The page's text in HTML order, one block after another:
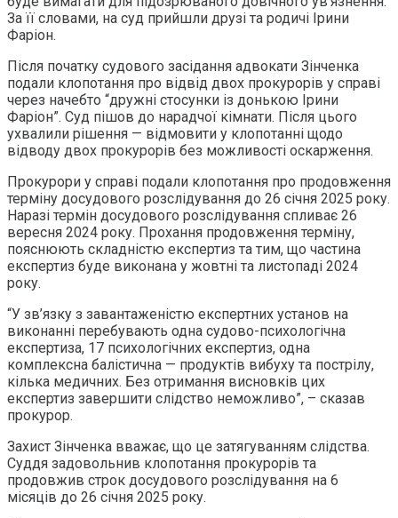
За її словами, на суд прийшли друзі та родичі Ірини
Фаріон.
Після початку судового засідання адвокати Зінченка
подали клопотання про відвід двох прокурорів у справі
через начебто “дружні стосунки із донькою Ірини
Фаріон”. Суд пішов до нарадчої кімнати. Після цього
ухвалили рішення — відмовити у клопотанні щодо
відводу двох прокурорів без можливості оскарження.
Прокурори у справі подали клопотання про продовження
терміну досудового розслідування до 26 січня 2025 року.
Наразі термін досудового розслідування спливає 26
вересня 2024 року. Прохання продовження терміну,
пояснюють складністю експертиз та тим, що частина
експертиз буде виконана у жовтні та листопаді 2024
року.
“У зв’язку з завантаженістю експертних установ на
виконанні перебувають одна судово-психологічна
експертиза, 17 психологічних експертиз, одна
комплексна балістична — продуктів вибуху та пострілу,
кілька медичних. Без отримання висновків цих
експертиз завершити слідство неможливо”, – сказав
прокурор.
Захист Зінченка вважає, що це затягуванням слідства.
Суддя задовольнив клопотання прокурорів та
продовжив строк досудового розслідування на 6
місяців до 26 січня 2025 року.